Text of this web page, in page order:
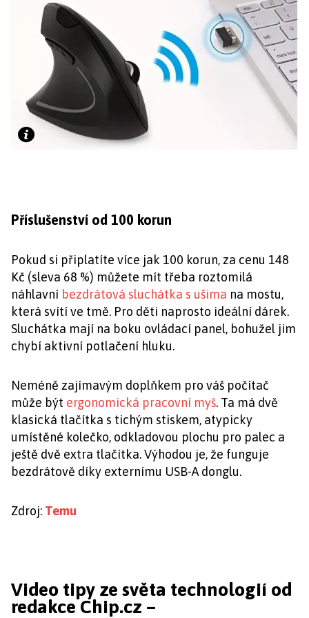
Příslušenství od 100 korun
Pokud si připlatíte více jak 100 korun, za cenu 148
Kč (sleva 68 %) můžete mít třeba roztomilá
náhlavní bezdrátová sluchátka s ušima na mostu,
která svítí ve tmě. Pro děti naprosto ideální dárek.
Sluchátka mají na boku ovládací panel, bohužel jim
chybí aktivní potlačení hluku.
Neméně zajímavým doplňkem pro váš počítač
může být ergonomická pracovní myš. Ta má dvě
klasická tlačítka s tichým stiskem, atypicky
umístěné kolečko, odkladovou plochu pro palec a
ještě dvě extra tlačítka. Výhodou je, že funguje
bezdrátově díky externímu USB-A donglu.
Zdroj: Temu
Video tipy ze světa technologií od
redakce Chip.cz –